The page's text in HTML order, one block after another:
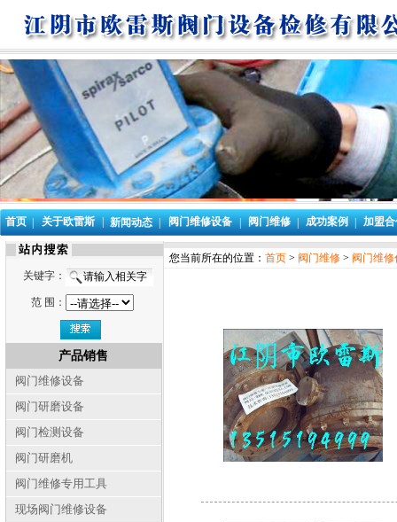
首页 | 关于欧雷斯 | 新闻动态 | 阀门维修设备 | 阀门维修 | 成功案例 | 加盟
关键字：
范 围：
产品销售
阀门维修设备
阀门研磨设备
阀门检测设备
阀门研磨机
阀门维修专用工具
现场阀门维修设备
您当前所在的位置： 首页 > 阀门维修 > 阀门维修